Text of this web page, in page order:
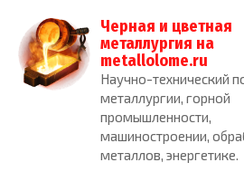
контенту
Черная и цветная
металлургия на
metallolome.ru
Научно-технический
металлургии, горной
промышленности,
машиностроении,
металлов, энергетике.